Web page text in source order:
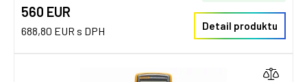
560 EUR
688,80 EUR s DPH Detail produktu